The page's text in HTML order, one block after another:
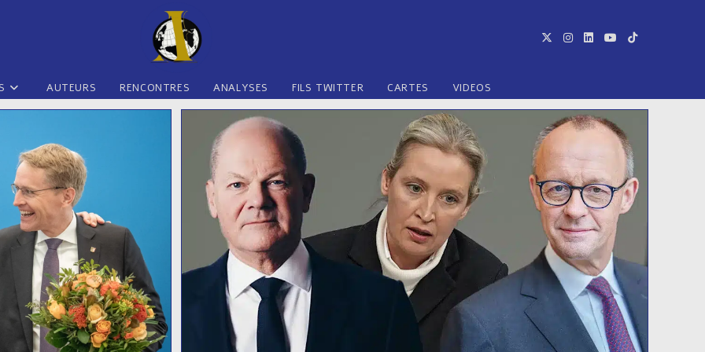
AUTEURS RENCONTRES ANALYSES FILS TWITTER CARTES VIDEOS